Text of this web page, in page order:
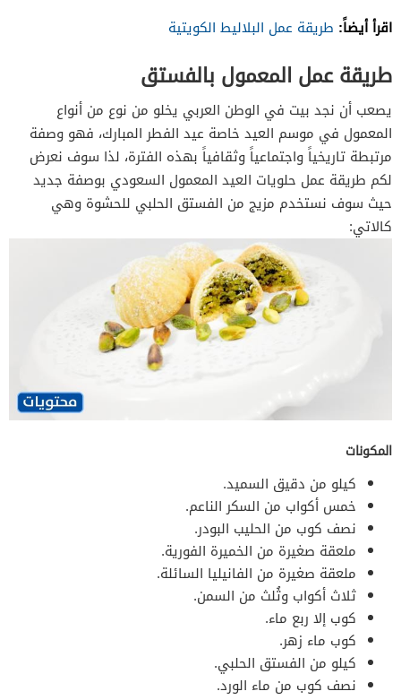
اقرأ أيضاً: طريقة عمل البلاليط الكويتية
طريقة عمل المعمول بالفستق
يصعب أن نجد بيت في الوطن العربي يخلو من نوع من أنواع
المعمول في موسم العيد خاصة عيد الفطر المبارك، فهو وصفة
مرتبطة تاريخياً واجتماعياً وثقافياً بهذه الفترة، لذا سوف نعرض
لكم طريقة عمل حلويات العيد المعمول السعودي بوصفة جديد
حيث سوف نستخدم مزيج من الفستق الحلبي للحشوة وهي
كالاتي:
المكونات
كيلو من دقيق السميد.
خمس أكواب من السكر الناعم.
نصف كوب من الحليب البودر.
ملعقة صغيرة من الخميرة الفورية.
ملعقة صغيرة من الفانيليا السائلة.
ثلاث أكواب وثُلث من السمن.
كوب إلا ربع ماء.
كوب ماء زهر.
كيلو من الفستق الحلبي.
نصف كوب من ماء الورد.